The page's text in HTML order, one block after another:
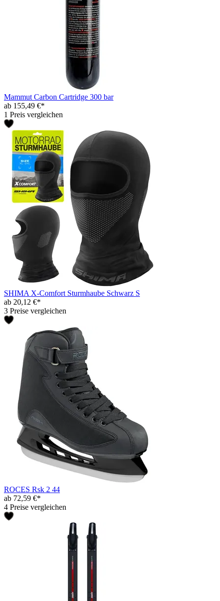
Mammut Carbon Cartridge 300 bar
ab 155,49 €*
1 Preis vergleichen
SHIMA X-Comfort Sturmhaube Schwarz S
ab 20,12 €*
3 Preise vergleichen
ROCES Rsk 2 44
ab 72,59 €*
4 Preise vergleichen